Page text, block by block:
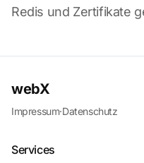
Redis und Zertifikate
webX
Impressum·Datenschutz
Services